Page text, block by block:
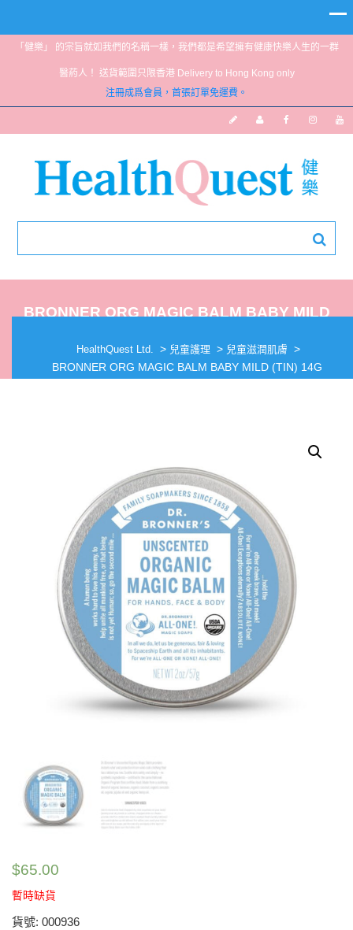
「健樂」 的宗旨就如我們的名稱一樣，我們都是希望擁有健康快樂人生的一群
醫葯人！ 送貨範圍只限香港 Delivery to Hong Kong only
注冊成爲會員，首張訂單免運費。
BRONNER ORG MAGIC BALM BABY MILD
HealthQuest Ltd. > 兒童護理 > 兒童滋潤肌膚 >
BRONNER ORG MAGIC BALM BABY MILD (TIN) 14G
$65.00
暫時缺貨
貨號: 000936